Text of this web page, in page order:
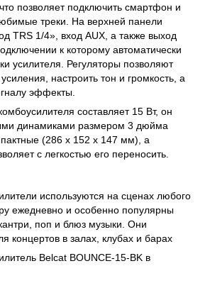
позволяет подключить смартфон и
треки. На верхней панели
TRS 1/4», вход AUX, а также выход
к которому автоматически
усилителя. Регуляторы позволяют
настроить тон и громкость, а
эффекты.
составляет 15 Вт, он
динамиками размером 3 дюйма
(286 x 152 x 147 мм), а
с легкостью его переносить.
используются на сценах любого
ежедневно и особенно популярны
поп и блюз музыки. Они
концертов в залах, клубах и барах
Belcat BOUNCE-15-BK в